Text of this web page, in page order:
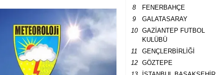
8
FENERBAHÇE
9
GALATASARAY
10
GAZİANTEP FUTBOL
KULÜBÜ
11 GENÇLERBİRLİĞİ
12
GÖZTEPE